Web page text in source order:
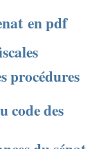
en pdf
procédures
code des